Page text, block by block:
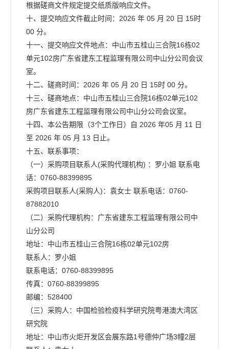
根据磋商文件规定提交纸质版响应文件。
十、提交响应文件截止时间：2026 年 05 月 20 日 15时
00 分。
十一、提交响应文件地点：中山市五桂山三合院16栋02
单元102房广东省建东工程监理有限公司中山分公司会议
室。
十二、磋商时间：2026 年 05 月 20 日 15时 00 分。
十三、磋商地点：中山市五桂山三合院16栋02单元102
房广东省建东工程监理有限公司中山分公司会议室。
十四、本公告期限（3个工作日）自 2026 年05 月 11 日
至 2026 年 05 月 13 日止。
十五、联系事项：
（一）采购项目联系人(采购代理机构) ：罗小姐 联系电
话：0760-88399895
采购项目联系人(采购人)：袁女士 联系电话：0760-
87882010
（二）采购代理机构：广东省建东工程监理有限公司中
山分公司
地址：中山市五桂山三合院16栋02单元102房
联系人：罗小姐
联系电话：0760-88399895
传真：0760-88399895
邮编：528400
（三）采购人：中国检验检疫科学研究院粤港澳大湾区
研究院
地址：中山市火炬开发区会展东路1号德仲广场3幢2层